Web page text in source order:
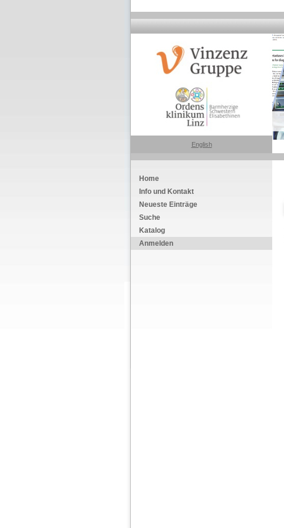
English
Home
Info und Kontakt
Neueste Einträge
Suche
Katalog
Anmelden